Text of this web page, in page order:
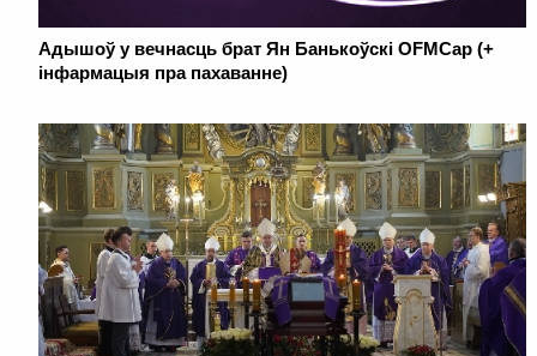
Адышоў у вечнасць брат Ян Банькоўскі OFMCap (+
інфармацыя пра пахаванне)